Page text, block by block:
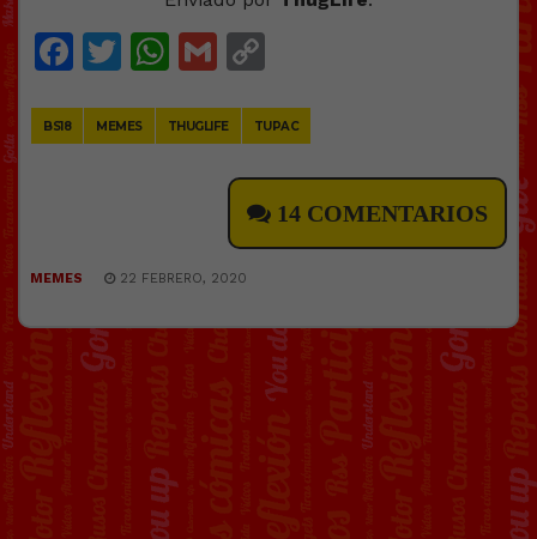
Facebook
Twitter
WhatsApp
Gmail
BS18 MEMES THUGLIFE TUPAC
14 COMENTARIOS
MEMES 22 FEBRERO, 2020